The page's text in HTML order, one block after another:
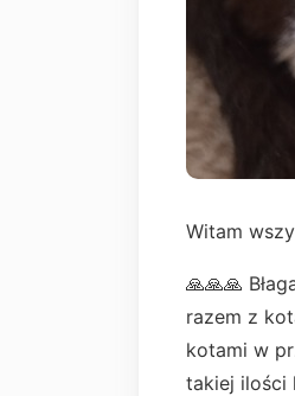
Witam
🙏🙏🙏
razem z
kotami w
takiej ilości